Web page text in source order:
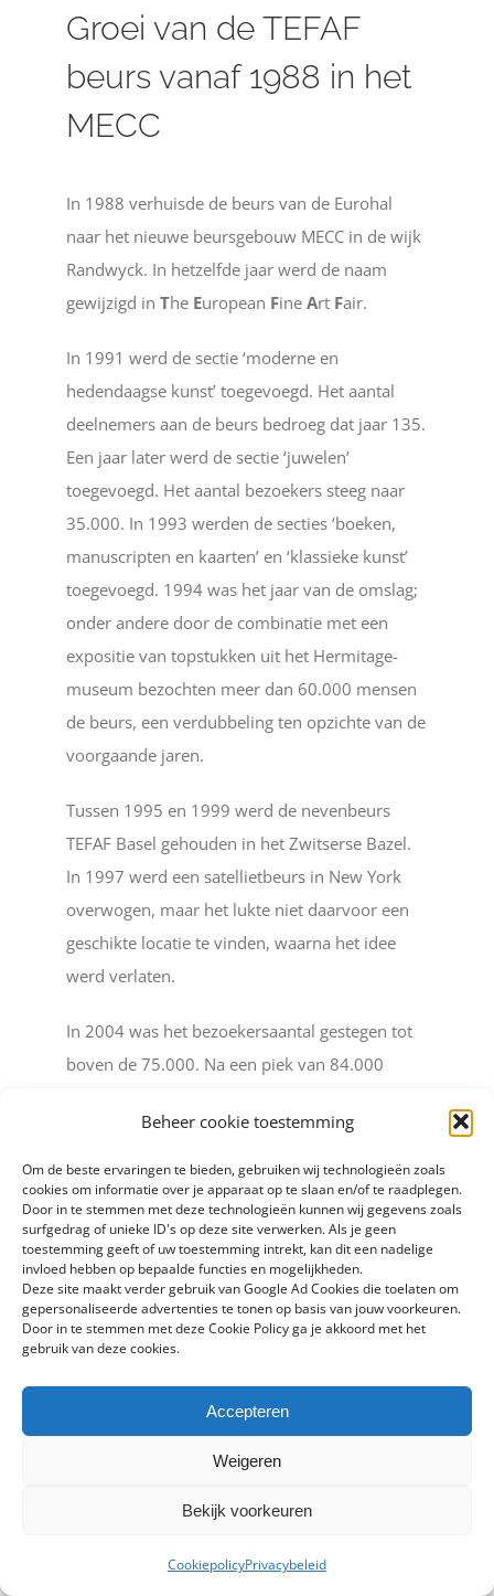
Beheer cookie toestemming
Om de beste ervaringen te bieden, gebruiken wij technologieën zoals
cookies om informatie over je apparaat op te slaan en/of te raadplegen.
Door in te stemmen met deze technologieën kunnen wij gegevens zoals
surfgedrag of unieke ID's op deze site verwerken. Als je geen
toestemming geeft of uw toestemming intrekt, kan dit een nadelige
invloed hebben op bepaalde functies en mogelijkheden.
Deze site maakt verder gebruik van Google Ad Cookies die toelaten om
gepersonaliseerde advertenties te tonen op basis van jouw voorkeuren.
Door in te stemmen met deze Cookie Policy ga je akkoord met het
gebruik van deze cookies.
Accepteren
Weigeren
Bekijk voorkeuren
CookiepolicyPrivacybeleid
Groei van de TEFAF
beurs vanaf 1988 in het
MECC
In 1988 verhuisde de beurs van de Eurohal
naar het nieuwe beursgebouw MECC in de wijk
Randwyck. In hetzelfde jaar werd de naam
gewijzigd in The European Fine Art Fair.
In 1991 werd de sectie ‘moderne en
hedendaagse kunst’ toegevoegd. Het aantal
deelnemers aan de beurs bedroeg dat jaar 135.
Een jaar later werd de sectie ‘juwelen’
toegevoegd. Het aantal bezoekers steeg naar
35.000. In 1993 werden de secties ‘boeken,
manuscripten en kaarten’ en ‘klassieke kunst’
toegevoegd. 1994 was het jaar van de omslag;
onder andere door de combinatie met een
expositie van topstukken uit het Hermitage-
museum bezochten meer dan 60.000 mensen
de beurs, een verdubbeling ten opzichte van de
voorgaande jaren.
Tussen 1995 en 1999 werd de nevenbeurs
TEFAF Basel gehouden in het Zwitserse Bazel.
In 1997 werd een satellietbeurs in New York
overwogen, maar het lukte niet daarvoor een
geschikte locatie te vinden, waarna het idee
werd verlaten.
In 2004 was het bezoekersaantal gestegen tot
boven de 75.000. Na een piek van 84.000
toegangsprijs te verhogen om het exclusieve
karakter van de beurs te bewaren. In 2008
werd ‘TEFAF Showcase’ geïntroduceerd, waarbij
aan jonge handelaren de mogelijkheid wordt
geboden zich aan een internationaal
koperspubliek te presenteren.
In 2012, ter gelegenheid van het 25-jarig
waardering voor de directies van museums die
de beurs regelmatig bezoeken. Het fonds, met
de restauratie van kunstwerken in één van de
betrokken museums en voor het delen van